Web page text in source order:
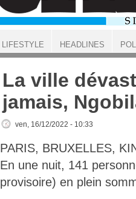
La ville
jamais,
ven, 16/12/2022 - 10:33
PARIS, BRUXELLES,
En une nuit, 141
provisoire) en plein
LIFESTYLE HEADLINES